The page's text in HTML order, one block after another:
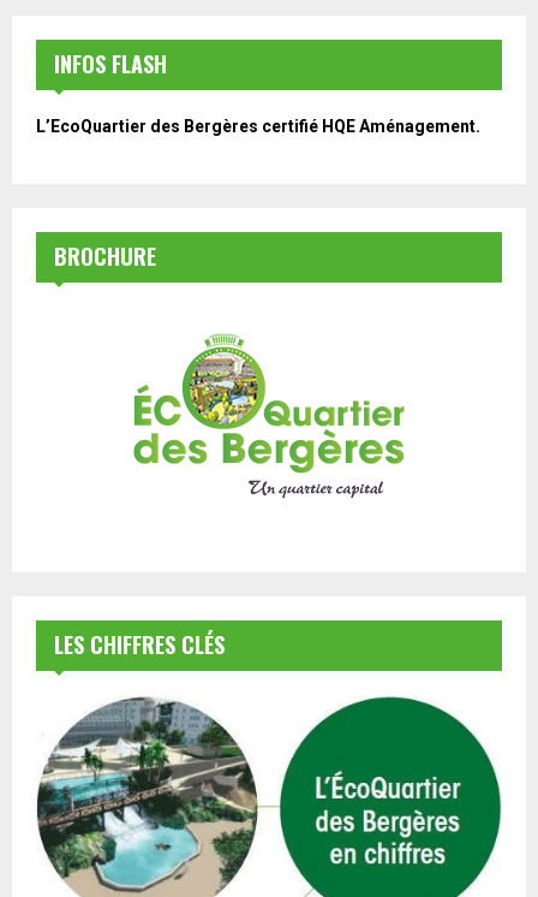
INFOS FLASH
L’EcoQuartier des Bergères certifié HQE Aménagement.
BROCHURE
LES CHIFFRES CLÉS